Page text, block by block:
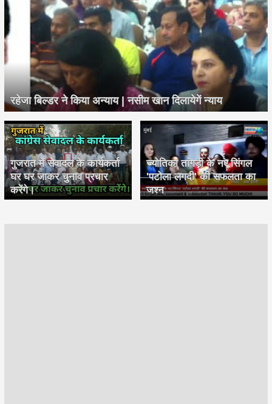
रहेजा बिल्डर ने किया अन्याय | नसीम खान दिलायेगें न्याय
गुजरात में सेवादल के कार्यकर्ता
घर घर जाकर चुनाव प्रचार
करेंगे।
ज्योतिका तांगड़ी के नए सिंगल
'पटोला लगदी' की सफलता का
जश्न